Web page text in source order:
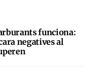
funciona:
negatives al